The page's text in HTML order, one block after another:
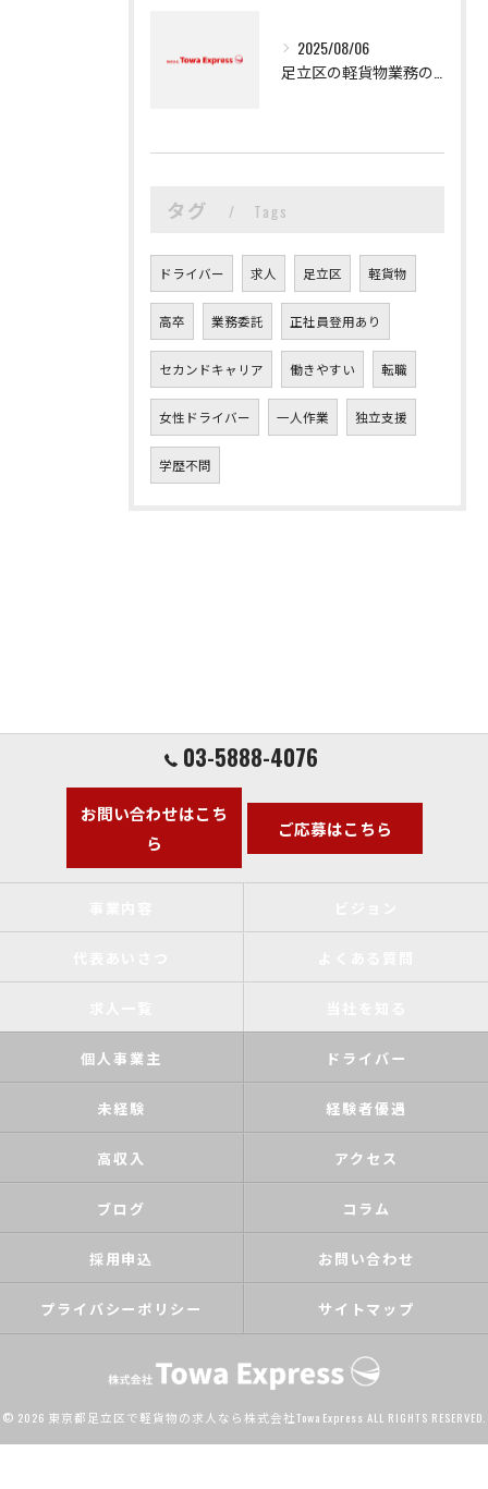
2025/08/06
タグ Tags
ドライバー 求人 足立区 軽貨物
高卒 業務委託 正社員登用あり
セカンドキャリア 働きやすい 転職
女性ドライバー 一人作業 独立支援
学歴不問
03-5888-4076
お問い合わせはこち
ら
ご応募はこちら
個人事業主 ドライバー
未経験 経験者優遇
高収入 アクセス
ブログ コラム
採用申込 お問い合わせ
プライバシーポリシー サイトマップ
© 2026 東京都足立区で軽貨物の求人なら株式会社Towa Express ALL RIGHTS RESERVED.